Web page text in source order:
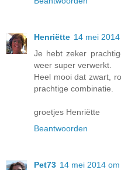
Henriëtte 14 mei
Je hebt zeker
weer super verwerkt.
Heel mooi dat zwart,
prachtige combinatie.
groetjes Henriëtte
Beantwoorden
Pet73 14 mei 2014